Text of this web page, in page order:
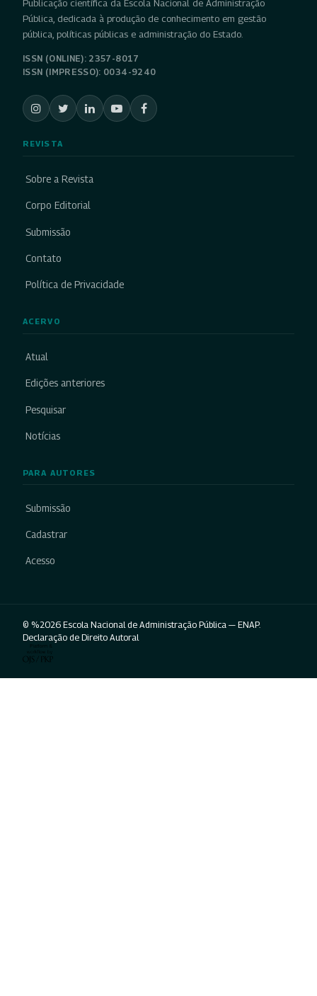
Publicação científica da Escola Nacional de Administração
Pública, dedicada à produção de conhecimento em gestão
pública, políticas públicas e administração do Estado.
ISSN (ONLINE): 2357-8017
ISSN (IMPRESSO): 0034-9240
REVISTA
Sobre a Revista
Corpo Editorial
Submissão
Contato
Política de Privacidade
ACERVO
Atual
Edições anteriores
Pesquisar
Notícias
PARA AUTORES
Submissão
Cadastrar
Acesso
© %2026 Escola Nacional de Administração Pública — ENAP.
Declaração de Direito Autoral